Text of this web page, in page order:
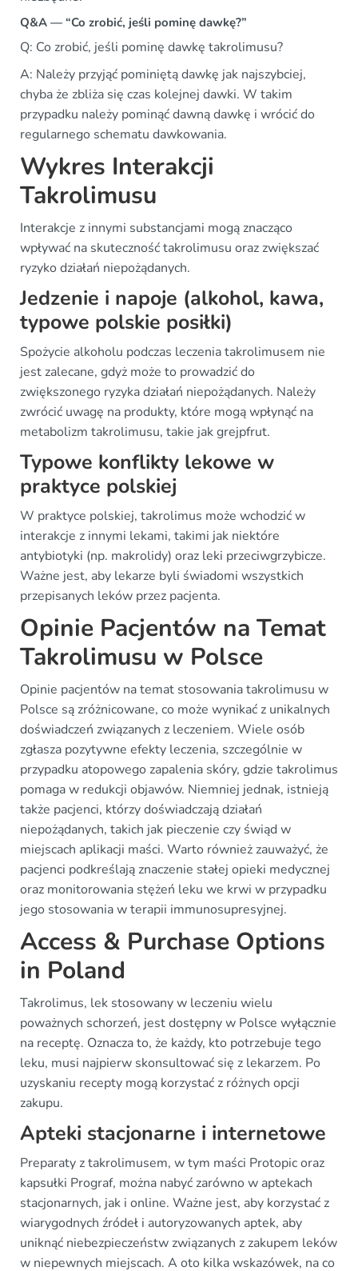
Q&A — “Co zrobić, jeśli pominę dawkę?”
Q: Co zrobić, jeśli pominę dawkę takrolimusu?
A: Należy przyjąć pominiętą dawkę jak najszybciej,
chyba że zbliża się czas kolejnej dawki. W takim
przypadku należy pominąć dawną dawkę i wrócić do
regularnego schematu dawkowania.
Wykres Interakcji
Takrolimusu
Interakcje z innymi substancjami mogą znacząco
wpływać na skuteczność takrolimusu oraz zwiększać
ryzyko działań niepożądanych.
Jedzenie i napoje (alkohol, kawa,
typowe polskie posiłki)
Spożycie alkoholu podczas leczenia takrolimusem nie
jest zalecane, gdyż może to prowadzić do
zwiększonego ryzyka działań niepożądanych. Należy
zwrócić uwagę na produkty, które mogą wpłynąć na
metabolizm takrolimusu, takie jak grejpfrut.
Typowe konflikty lekowe w
praktyce polskiej
W praktyce polskiej, takrolimus może wchodzić w
interakcje z innymi lekami, takimi jak niektóre
antybiotyki (np. makrolidy) oraz leki przeciwgrzybicze.
Ważne jest, aby lekarze byli świadomi wszystkich
przepisanych leków przez pacjenta.
Opinie Pacjentów na Temat
Takrolimusu w Polsce
Opinie pacjentów na temat stosowania takrolimusu w
Polsce są zróżnicowane, co może wynikać z unikalnych
doświadczeń związanych z leczeniem. Wiele osób
zgłasza pozytywne efekty leczenia, szczególnie w
przypadku atopowego zapalenia skóry, gdzie takrolimus
pomaga w redukcji objawów. Niemniej jednak, istnieją
także pacjenci, którzy doświadczają działań
niepożądanych, takich jak pieczenie czy świąd w
miejscach aplikacji maści. Warto również zauważyć, że
pacjenci podkreślają znaczenie stałej opieki medycznej
oraz monitorowania stężeń leku we krwi w przypadku
jego stosowania w terapii immunosupresyjnej.
Access & Purchase Options
in Poland
Takrolimus, lek stosowany w leczeniu wielu
poważnych schorzeń, jest dostępny w Polsce wyłącznie
na receptę. Oznacza to, że każdy, kto potrzebuje tego
leku, musi najpierw skonsultować się z lekarzem. Po
uzyskaniu recepty mogą korzystać z różnych opcji
zakupu.
Apteki stacjonarne i internetowe
Preparaty z takrolimusem, w tym maści Protopic oraz
kapsułki Prograf, można nabyć zarówno w aptekach
stacjonarnych, jak i online. Ważne jest, aby korzystać z
wiarygodnych źródeł i autoryzowanych aptek, aby
uniknąć niebezpieczeństw związanych z zakupem leków
w niepewnych miejscach. A oto kilka wskazówek, na co